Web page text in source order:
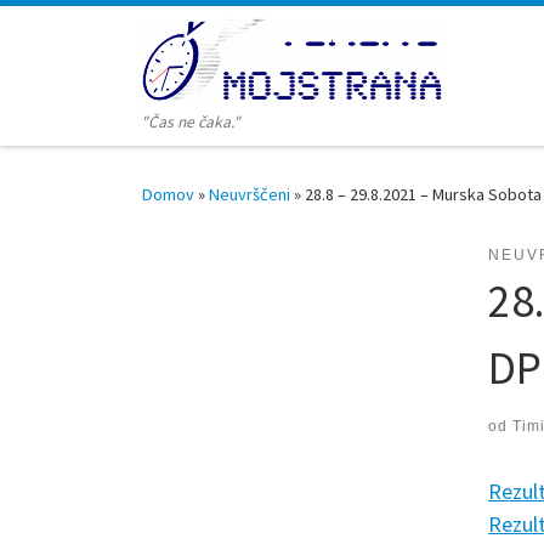
"Čas ne čaka."
Domov»Neuvrščeni » 28.8 – 29.8.2021 – Murska Sobota
od